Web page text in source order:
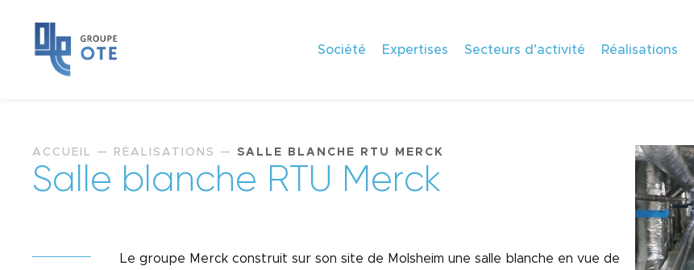
Société Expertises Secteurs d’activité Réalisations
ACCUEIL — RÉALISATIONS — SALLE BLANCHE RTU MERCK
Salle blanche RTU Merck
Le groupe Merck construit sur son site de Molsheim une salle blanche en vue de